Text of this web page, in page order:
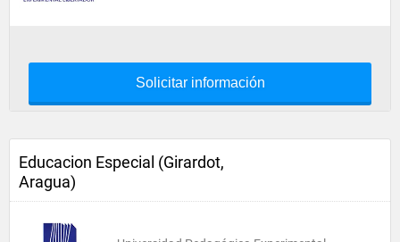
Solicitar información
Educacion Especial (Girardot,
Aragua)